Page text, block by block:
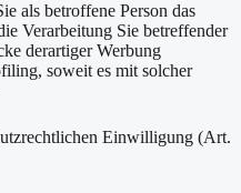
als betroffene Person das
Verarbeitung Sie betreffender
derartiger Werbung
soweit es mit solcher
Einwilligung (Art.